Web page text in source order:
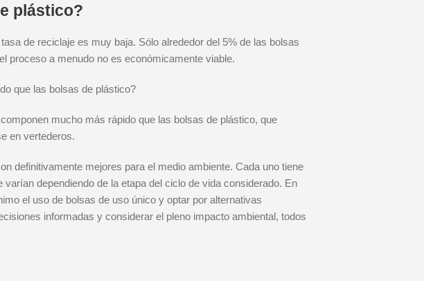
plástico?
de reciclaje es muy baja. Sólo alrededor del 5% de las bolsas
proceso a menudo no es económicamente viable.
que las bolsas de plástico?
mucho más rápido que las bolsas de plástico, que
en vertederos.
definitivamente mejores para el medio ambiente. Cada uno tiene
dependiendo de la etapa del ciclo de vida considerado. En
el uso de bolsas de uso único y optar por alternativas
informadas y considerar el pleno impacto ambiental, todos